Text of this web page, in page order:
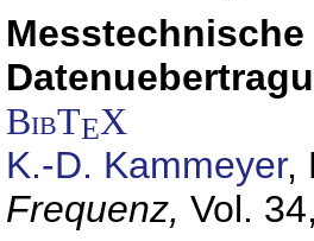
BibTEX
K.-D. Kammeyer,
Frequenz, Vol.